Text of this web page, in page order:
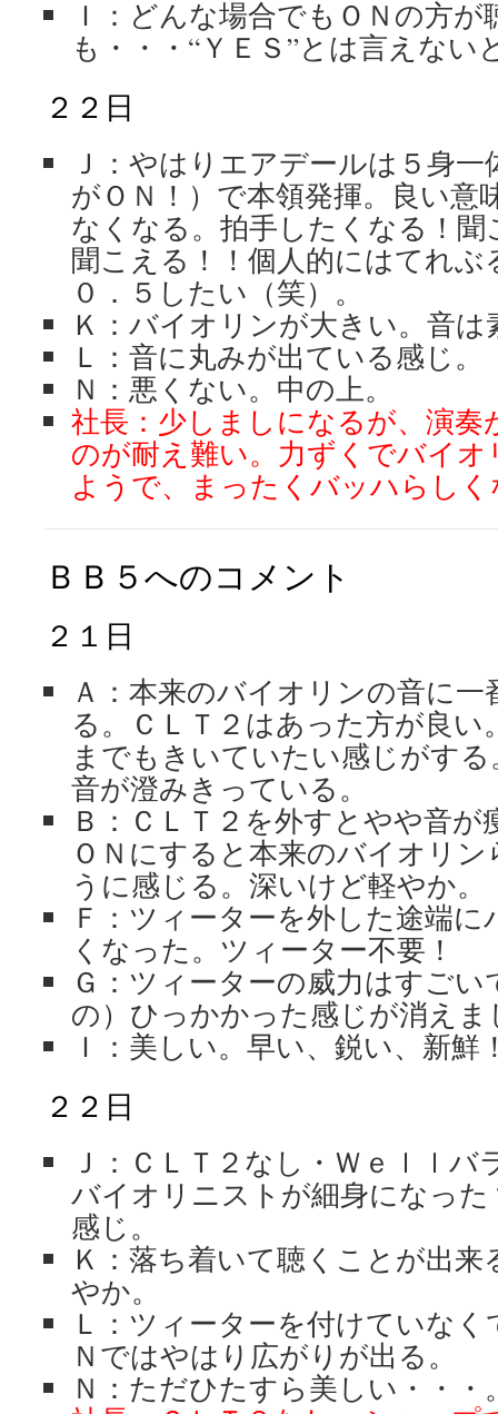
Ｉ：どんな場合でもＯＮの方
も・・・“ＹＥＳ”とは言えない
２２日
Ｊ：やはりエアデールは５身
がＯＮ！）で本領発揮。良い意
なくなる。拍手したくなる！
聞こえる！！個人的にはてれぶ
０．５したい（笑）。
Ｋ：バイオリンが大きい。音は
Ｌ：音に丸みが出ている感じ。
Ｎ：悪くない。中の上。
社長：少しましになるが、演
のが耐え難い。力ずくでバイ
ようで、まったくバッハらし
ＢＢ５へのコメント
２１日
Ａ：本来のバイオリンの音に
る。ＣＬＴ２はあった方が良
までもきいていたい感じがす
音が澄みきっている。
Ｂ：ＣＬＴ２を外すとやや音
ＯＮにすると本来のバイオリ
うに感じる。深いけど軽やか。
Ｆ：ツィーターを外した途端
くなった。ツィーター不要！
Ｇ：ツィーターの威力はすご
の）ひっかかった感じが消えま
Ｉ：美しい。早い、鋭い、新鮮
２２日
Ｊ：ＣＬＴ２なし・Ｗｅｌｌ
バイオリニストが細身になっ
感じ。
Ｋ：落ち着いて聴くことが出
やか。
Ｌ：ツィーターを付けていな
Ｎではやはり広がりが出る。
Ｎ：ただひたすら美しい・・・